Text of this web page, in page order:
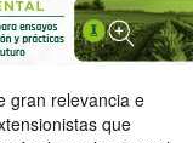
gran relevancia e
que